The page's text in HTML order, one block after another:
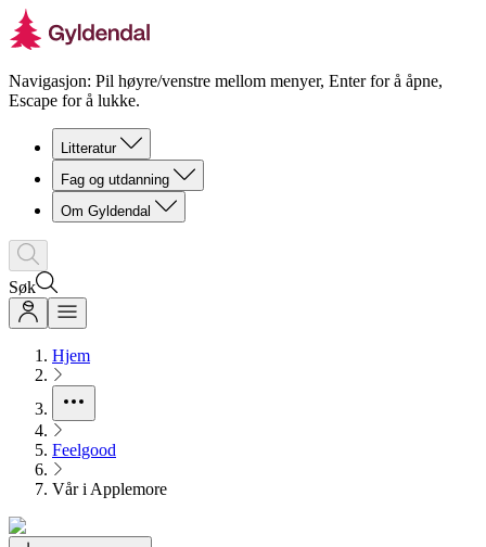
Navigasjon: Pil høyre/venstre mellom menyer, Enter for å åpne,
Escape for å lukke.
Litteratur
Fag og utdanning
Om Gyldendal
Søk
Hjem
Feelgood
Vår i Applemore